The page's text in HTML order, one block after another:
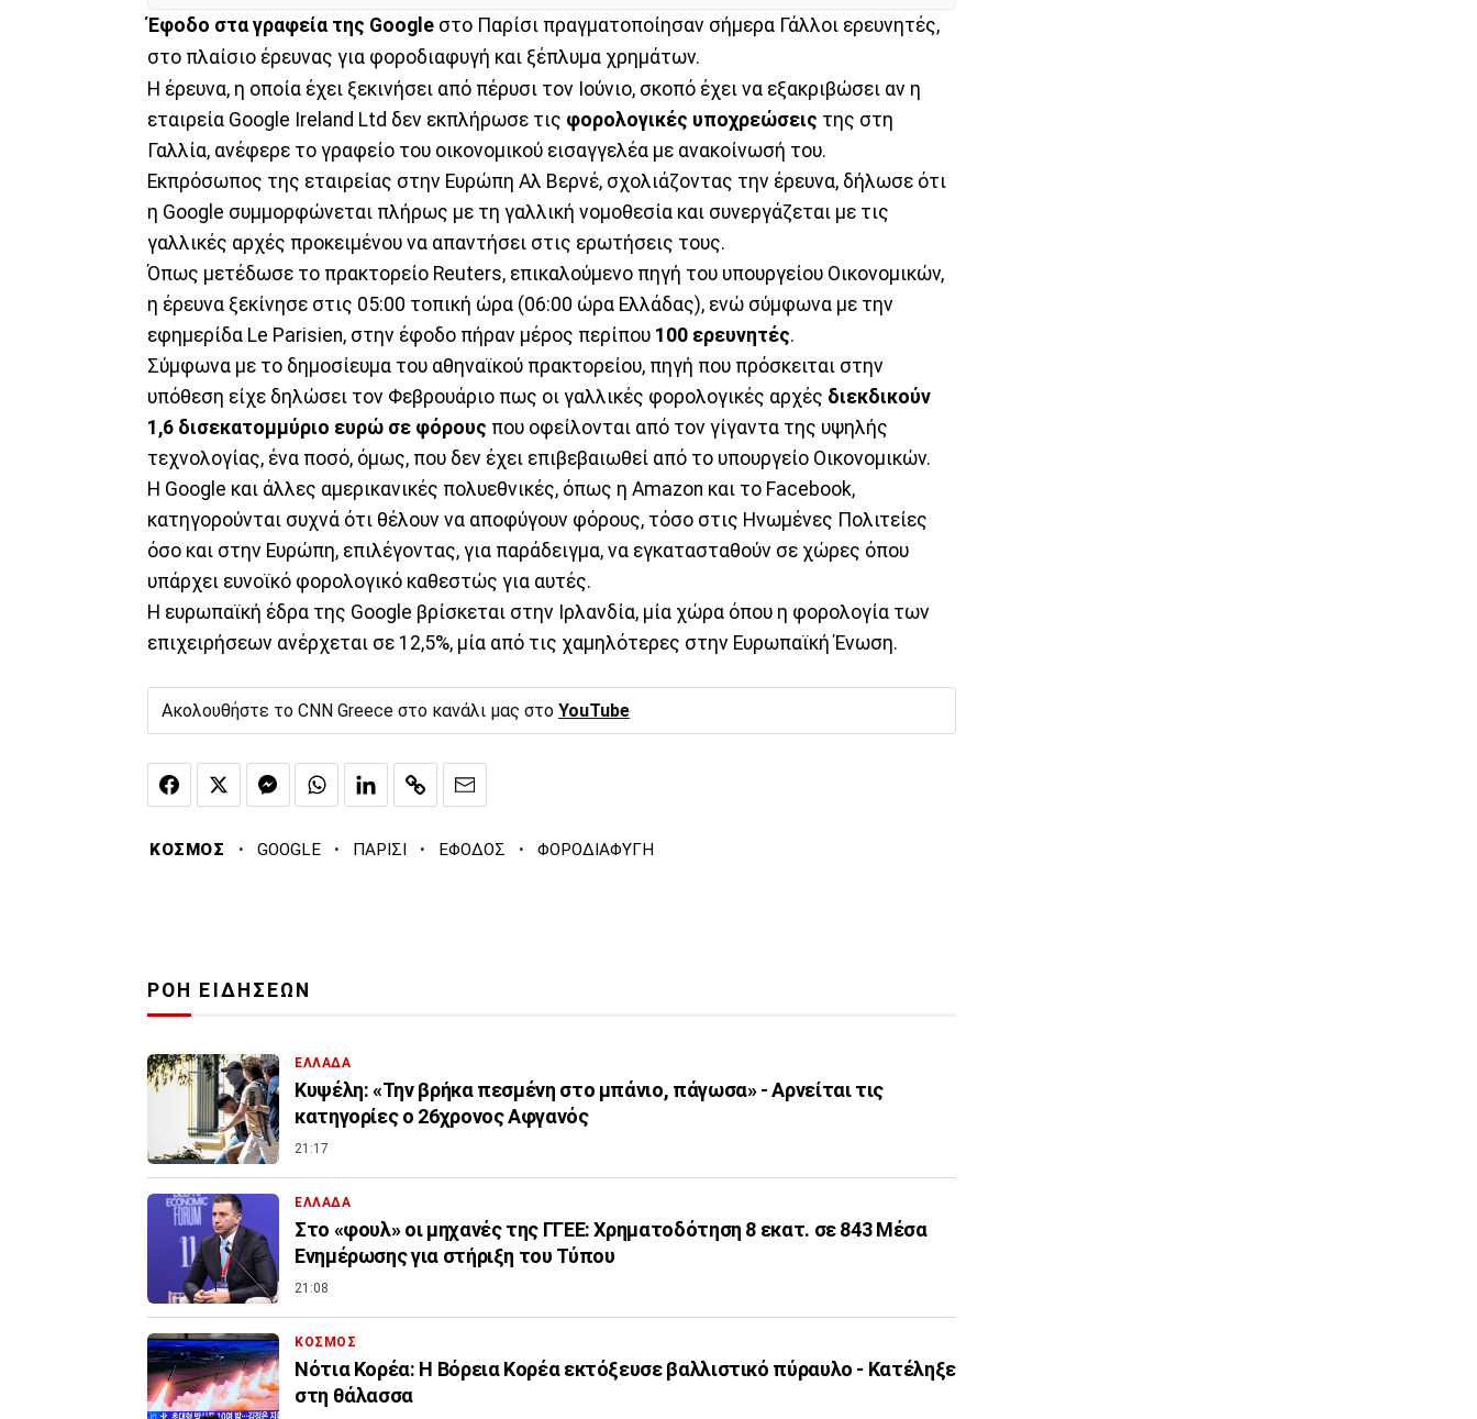
Έφοδο στα γραφεία της Google στο Παρίσι πραγματοποίησαν σήμερα Γάλλοι ερευνητές,
στο πλαίσιο έρευνας για φοροδιαφυγή και ξέπλυμα χρημάτων.
Η έρευνα, η οποία έχει ξεκινήσει από πέρυσι τον Ιούνιο, σκοπό έχει να εξακριβώσει αν η
εταιρεία Google Ireland Ltd δεν εκπλήρωσε τις φορολογικές υποχρεώσεις της στη
Γαλλία, ανέφερε το γραφείο του οικονομικού εισαγγελέα με ανακοίνωσή του.
Εκπρόσωπος της εταιρείας στην Ευρώπη Αλ Βερνέ, σχολιάζοντας την έρευνα, δήλωσε ότι
η Google συμμορφώνεται πλήρως με τη γαλλική νομοθεσία και συνεργάζεται με τις
γαλλικές αρχές προκειμένου να απαντήσει στις ερωτήσεις τους.
Όπως μετέδωσε το πρακτορείο Reuters, επικαλούμενο πηγή του υπουργείου Οικονομικών,
η έρευνα ξεκίνησε στις 05:00 τοπική ώρα (06:00 ώρα Ελλάδας), ενώ σύμφωνα με την
εφημερίδα Le Parisien, στην έφοδο πήραν μέρος περίπου 100 ερευνητές.
Σύμφωνα με το δημοσίευμα του αθηναϊκού πρακτορείου, πηγή που πρόσκειται στην
υπόθεση είχε δηλώσει τον Φεβρουάριο πως οι γαλλικές φορολογικές αρχές διεκδικούν
1,6 δισεκατομμύριο ευρώ σε φόρους που οφείλονται από τον γίγαντα της υψηλής
τεχνολογίας, ένα ποσό, όμως, που δεν έχει επιβεβαιωθεί από το υπουργείο Οικονομικών.
Η Google και άλλες αμερικανικές πολυεθνικές, όπως η Amazon και το Facebook,
κατηγορούνται συχνά ότι θέλουν να αποφύγουν φόρους, τόσο στις Ηνωμένες Πολιτείες
όσο και στην Ευρώπη, επιλέγοντας, για παράδειγμα, να εγκατασταθούν σε χώρες όπου
υπάρχει ευνοϊκό φορολογικό καθεστώς για αυτές.
Η ευρωπαϊκή έδρα της Google βρίσκεται στην Ιρλανδία, μία χώρα όπου η φορολογία των
επιχειρήσεων ανέρχεται σε 12,5%, μία από τις χαμηλότερες στην Ευρωπαϊκή Ένωση.
Ακολουθήστε το CNN Greece στο κανάλι μας στο YouTube
ΚΟΣΜΟΣ · GOOGLE · ΠΑΡΙΣΙ · ΕΦΟΔΟΣ · ΦΟΡΟΔΙΑΦΥΓΗ
ΡΟΗ ΕΙΔΗΣΕΩΝ
ΕΛΛΑΔΑ
Κυψέλη: «Την βρήκα πεσμένη στο μπάνιο, πάγωσα» - Αρνείται τις
κατηγορίες ο 26χρονος Αφγανός
21:17
ΕΛΛΑΔΑ
Στο «φουλ» οι μηχανές της ΓΓΕΕ: Χρηματοδότηση 8 εκατ. σε 843 Μέσα
Ενημέρωσης για στήριξη του Τύπου
21:08
ΚΟΣΜΟΣ
Νότια Κορέα: Η Βόρεια Κορέα εκτόξευσε βαλλιστικό πύραυλο - Κατέληξε
στη θάλασσα